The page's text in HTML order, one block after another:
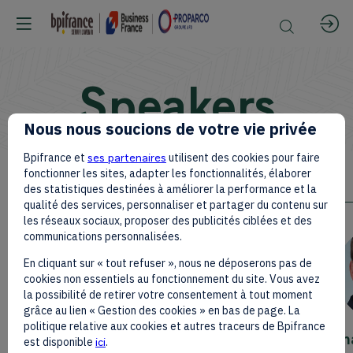
Speakers
All
Speakers
Meet leaders and experts in your
domain
Nous nous soucions de votre vie privée
Bpifrance et ses partenaires utilisent des cookies pour faire
fonctionner les sites, adapter les fonctionnalités, élaborer
des statistiques destinées à améliorer la performance et la
qualité des services, personnaliser et partager du contenu sur
les réseaux sociaux, proposer des publicités ciblées et des
communications personnalisées.
En cliquant sur « tout refuser », nous ne déposerons pas de
cookies non essentiels au fonctionnement du site. Vous avez
la possibilité de retirer votre consentement à tout moment
grâce au lien « Gestion des cookies » en bas de page. La
politique relative aux cookies et autres traceurs de Bpifrance
est disponible ici.